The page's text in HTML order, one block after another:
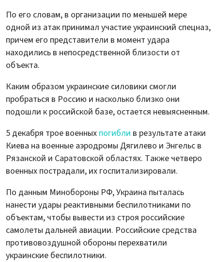
По его словам, в организации по меньшей мере
одной из атак принимал участие украинский спецназ,
причем его представители в момент удара
находились в непосредственной близости от
объекта.
Каким образом украинские силовики смогли
пробраться в Россию и насколько близко они
подошли к российской базе, остается невыясненным.
5 декабря трое военных погибли в результате атаки
Киева на военные аэродромы Дягилево и Энгельс в
Рязанской и Саратовской областях. Также четверо
военных пострадали, их госпитализировали.
По данным Минобороны РФ, Украина пыталась
нанести удары реактивными беспилотниками по
объектам, чтобы вывести из строя российские
самолеты дальней авиации. Российские средства
противовоздушной обороны перехватили
украинские беспилотники.